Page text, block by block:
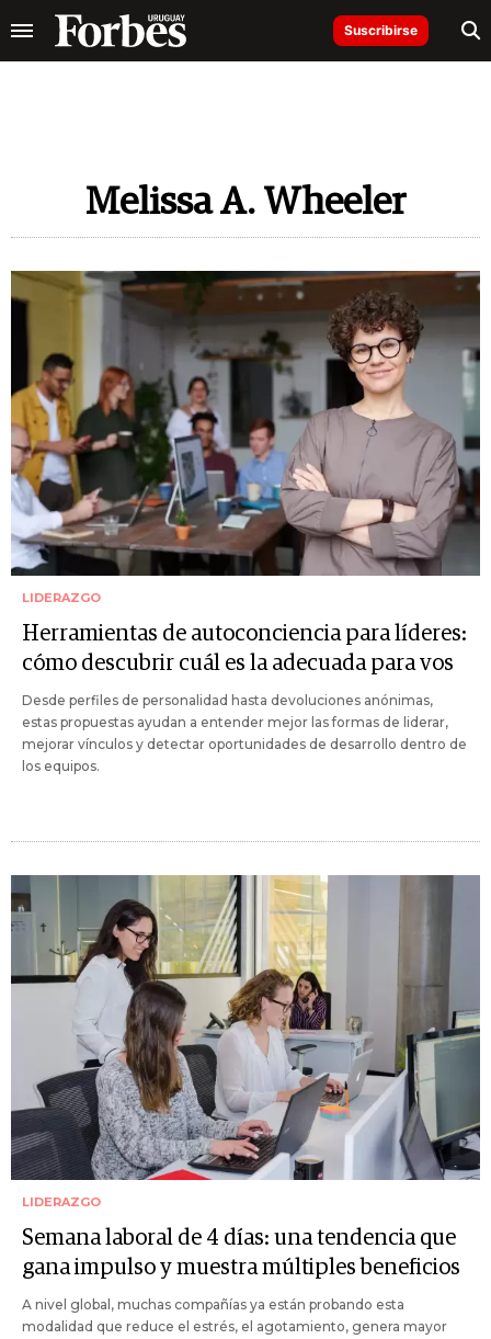
Suscribirse
Melissa A. Wheeler
LIDERAZGO
Herramientas de autoconciencia para líderes:
cómo descubrir cuál es la adecuada para vos
Desde perfiles de personalidad hasta devoluciones anónimas,
estas propuestas ayudan a entender mejor las formas de liderar,
mejorar vínculos y detectar oportunidades de desarrollo dentro de
los equipos.
LIDERAZGO
Semana laboral de 4 días: una tendencia que
gana impulso y muestra múltiples beneficios
A nivel global, muchas compañías ya están probando esta
modalidad que reduce el estrés, el agotamiento, genera mayor